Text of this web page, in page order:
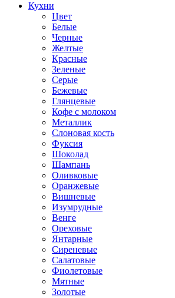
Кухни
Цвет
Белые
Черные
Желтые
Красные
Зеленые
Серые
Бежевые
Глянцевые
Кофе с молоком
Металлик
Слоновая кость
Фуксия
Шоколад
Шампань
Оливковые
Оранжевые
Вишневые
Изумрудные
Венге
Ореховые
Янтарные
Сиреневые
Салатовые
Фиолетовые
Мятные
Золотые